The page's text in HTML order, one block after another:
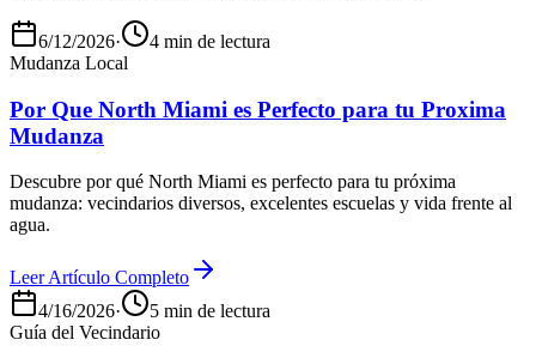
6/12/2026·
4 min de lectura
Mudanza Local
Por Que North Miami es Perfecto para tu Proxima
Mudanza
Descubre por qué North Miami es perfecto para tu próxima
mudanza: vecindarios diversos, excelentes escuelas y vida frente al
agua.
Leer Artículo Completo
4/16/2026·
5 min de lectura
Guía del Vecindario